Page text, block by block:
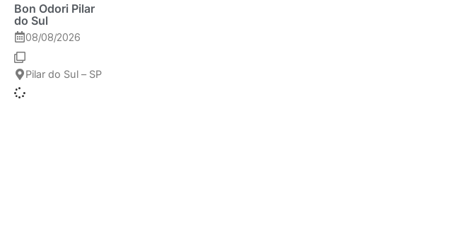
Bon Odori Pilar
do Sul
08/08/2026
Pilar do Sul – SP